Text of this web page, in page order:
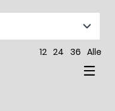
12 24 36 Alle